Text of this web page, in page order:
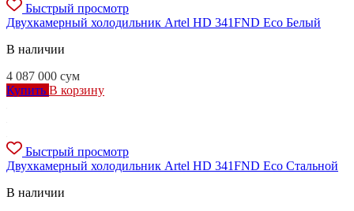
Быстрый просмотр
Двухкамерный холодильник Artel HD 341FND Eco Белый
В наличии
4 087 000 сум
Купить В корзину
Быстрый просмотр
Двухкамерный холодильник Artel HD 341FND Eco Стальной
В наличии